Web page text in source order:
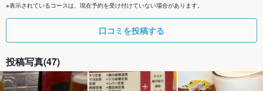
※表示されているコースは、現在予約を受け付けていない場合があります。
口コミを投稿する
投稿写真(47)